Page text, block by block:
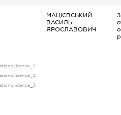
МАЦІЄВСЬКИЙ
ВАСИЛЬ
ЯРОСЛАВОВИЧ